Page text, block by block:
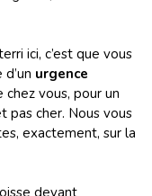
ici, c’est que vous
urgence
vous, pour un
pas cher. Nous vous
exactement, sur la
devant